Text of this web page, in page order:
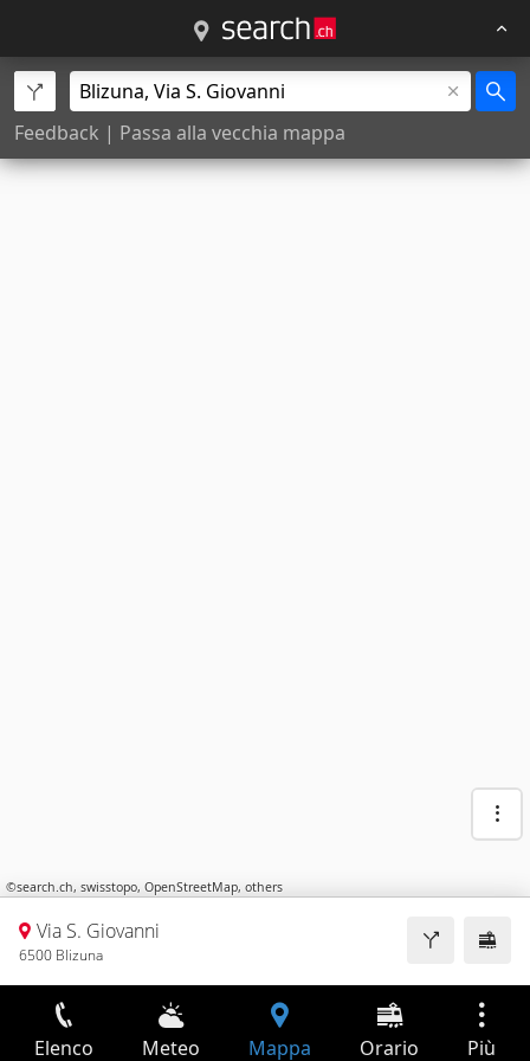
Feedback | Passa alla vecchia mappa
©search.ch, swisstopo, OpenStreetMap, others
Via S. Giovanni
6500 Blizuna
Elenco Meteo Mappa Orario Più